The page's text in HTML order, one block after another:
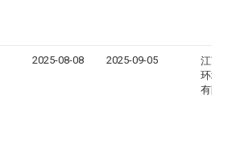
2025-08-08 2025-09-05
江苏
环境
有限